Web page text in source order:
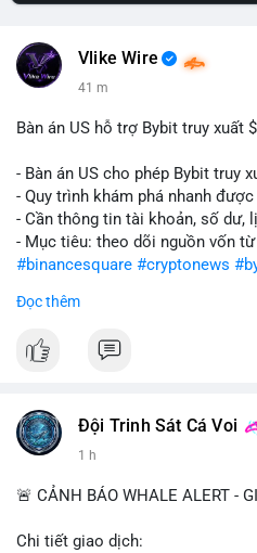
Vlike Wire
41 m
Bàn án US hỗ trợ Bybit truy xuất
- Bàn án US cho phép Bybit truy
- Quy trình khám phá nhanh
- Cần thông tin tài khoản, số dư,
- Mục tiêu: theo dõi nguồn vốn
#binancesquare #cryptonews
$btc $eth
#vlikevn #titanbot
Đọc thêm
Đội Trinh Sát Cá Voi
1 h
🚨 CẢNH BÁO WHALE ALERT -
Chi tiết giao dịch: